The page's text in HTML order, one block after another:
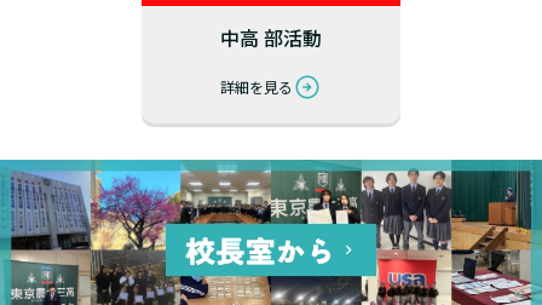
中高 部活動
詳細を見る